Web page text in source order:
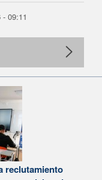
09:11
reclutamiento